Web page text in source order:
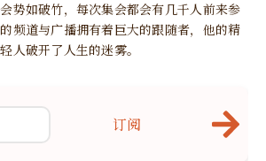
势如破竹，每次集会都会有几千人前来参
频道与广播拥有着巨大的跟随者，他的精
人破开了人生的迷雾。
订阅